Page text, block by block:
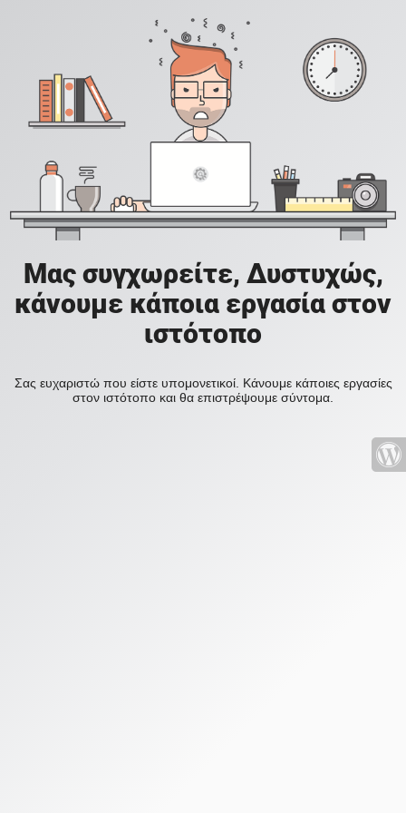
Μας συγχωρείτε, Δυστυχώς,
κάνουμε κάποια εργασία στον
ιστότοπο
Σας ευχαριστώ που είστε υπομονετικοί. Κάνουμε κάποιες εργασίες
στον ιστότοπο και θα επιστρέψουμε σύντομα.